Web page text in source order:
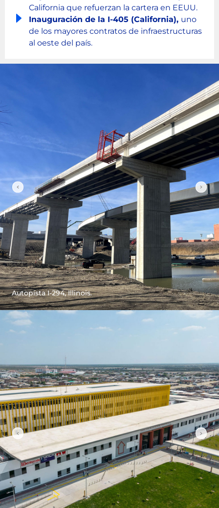
California que refuerzan la cartera en EEUU.
Inauguración de la I-405 (California), uno
de los mayores contratos de infraestructuras
al oeste del país.
Autopista I-294, Illinois.